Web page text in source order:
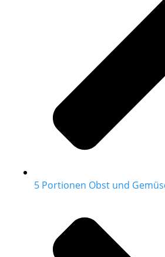
5 Portionen Obst und